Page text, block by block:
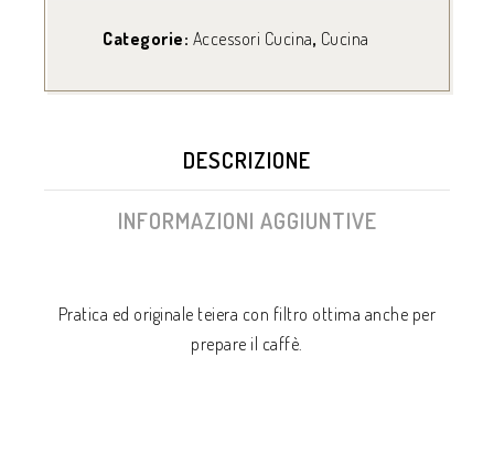
Categorie: Accessori Cucina, Cucina
DESCRIZIONE
INFORMAZIONI AGGIUNTIVE
Pratica ed originale teiera con filtro ottima anche per
prepare il caffè.